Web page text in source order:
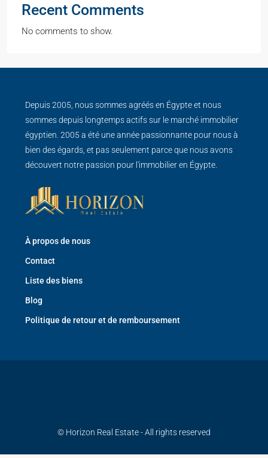
Recent Comments
No comments to show.
Depuis 2005, nous sommes agréés en Égypte et nous
sommes depuis longtemps actifs sur le marché immobilier
égyptien. 2005 a été une année passionnante pour nous à
bien des égards, et pas seulement parce que nous avons
découvert notre passion pour l'immobilier en Égypte.
À propos de nous
Contact
Liste des biens
Blog
Politique de retour et de remboursement
© Horizon Real Estate - All rights reserved